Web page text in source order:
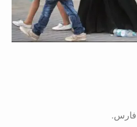
فارس.